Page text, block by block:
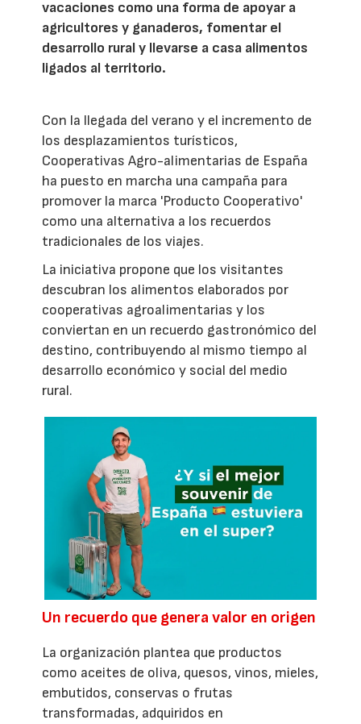
vacaciones como una forma de apoyar a
agricultores y ganaderos, fomentar el
desarrollo rural y llevarse a casa alimentos
ligados al territorio.
Con la llegada del verano y el incremento de
los desplazamientos turísticos,
Cooperativas Agro-alimentarias de España
ha puesto en marcha una campaña para
promover la marca 'Producto Cooperativo'
como una alternativa a los recuerdos
tradicionales de los viajes.
La iniciativa propone que los visitantes
descubran los alimentos elaborados por
cooperativas agroalimentarias y los
conviertan en un recuerdo gastronómico del
destino, contribuyendo al mismo tiempo al
desarrollo económico y social del medio
rural.
Un recuerdo que genera valor en origen
La organización plantea que productos
como aceites de oliva, quesos, vinos, mieles,
embutidos, conservas o frutas
transformadas, adquiridos en